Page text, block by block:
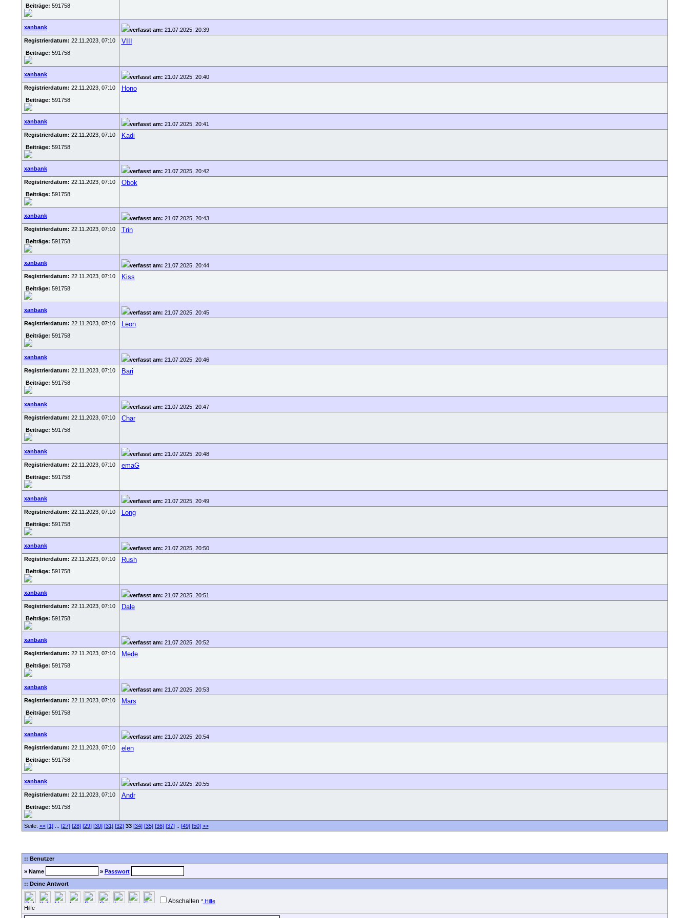
Beiträge: 591758
xanbank verfasst am: 21.07.2025, 20:39
Registrierdatum: 22.11.2023, 07:10
Beiträge: 591758
VIII
xanbank verfasst am: 21.07.2025, 20:40
Registrierdatum: 22.11.2023, 07:10
Beiträge: 591758
Hono
xanbank verfasst am: 21.07.2025, 20:41
Registrierdatum: 22.11.2023, 07:10
Beiträge: 591758
Kadi
xanbank verfasst am: 21.07.2025, 20:42
Registrierdatum: 22.11.2023, 07:10
Beiträge: 591758
Obok
xanbank verfasst am: 21.07.2025, 20:43
Registrierdatum: 22.11.2023, 07:10
Beiträge: 591758
Trin
xanbank verfasst am: 21.07.2025, 20:44
Registrierdatum: 22.11.2023, 07:10
Beiträge: 591758
Kiss
xanbank verfasst am: 21.07.2025, 20:45
Registrierdatum: 22.11.2023, 07:10
Beiträge: 591758
Leon
xanbank verfasst am: 21.07.2025, 20:46
Registrierdatum: 22.11.2023, 07:10
Beiträge: 591758
Bari
xanbank verfasst am: 21.07.2025, 20:47
Registrierdatum: 22.11.2023, 07:10
Beiträge: 591758
Char
xanbank verfasst am: 21.07.2025, 20:48
Registrierdatum: 22.11.2023, 07:10
Beiträge: 591758
emaG
xanbank verfasst am: 21.07.2025, 20:49
Registrierdatum: 22.11.2023, 07:10
Beiträge: 591758
Long
xanbank verfasst am: 21.07.2025, 20:50
Registrierdatum: 22.11.2023, 07:10
Beiträge: 591758
Rush
xanbank verfasst am: 21.07.2025, 20:51
Registrierdatum: 22.11.2023, 07:10
Beiträge: 591758
Dale
xanbank verfasst am: 21.07.2025, 20:52
Registrierdatum: 22.11.2023, 07:10
Beiträge: 591758
Mede
xanbank verfasst am: 21.07.2025, 20:53
Registrierdatum: 22.11.2023, 07:10
Beiträge: 591758
Mars
xanbank verfasst am: 21.07.2025, 20:54
Registrierdatum: 22.11.2023, 07:10
Beiträge: 591758
elen
xanbank verfasst am: 21.07.2025, 20:55
Registrierdatum: 22.11.2023, 07:10
Beiträge: 591758
Andr
Seite: << [1]... [27] [28] [29] [30] [31] [32] 33 [34] [35] [36] [37].. [49] [50] >>
:: Benutzer
» Name » Passwort
:: Deine Antwort
Abschalten *Hilfe
Hilfe